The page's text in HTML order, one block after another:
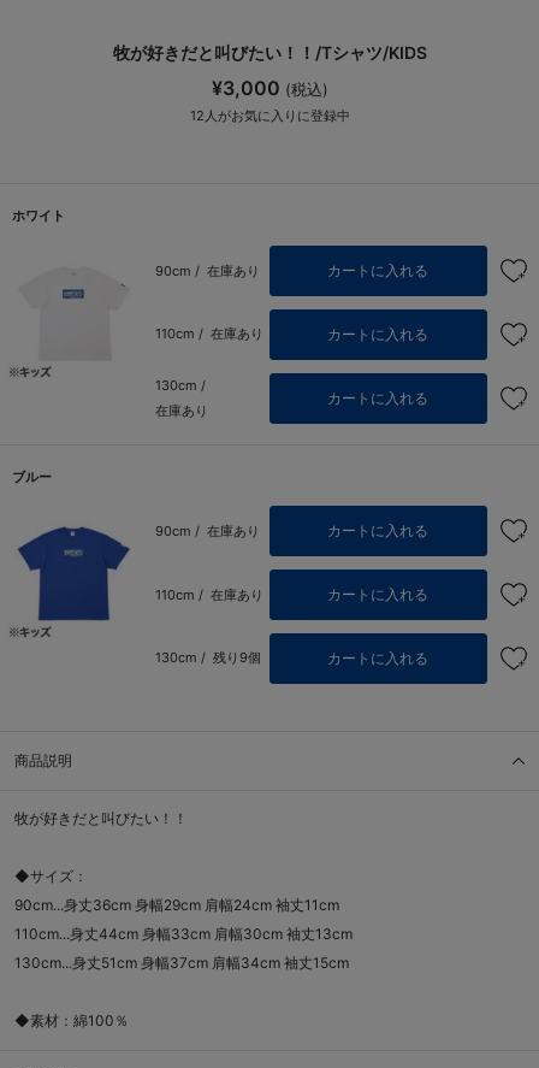
牧が好きだと叫びたい！！/Tシャツ/KIDS
¥3,000 (税込)
12 人がお気に入りに登録中
ホワイト
90cm / 在庫あり カートに入れる
110cm / 在庫あり カートに入れる
130cm /
在庫あり
カートに入れる
ブルー
90cm / 在庫あり カートに入れる
110cm / 在庫あり カートに入れる
130cm / 残り9個 カートに入れる
商品説明
牧が好きだと叫びたい！！
◆サイズ：
90cm...身丈36cm 身幅29cm 肩幅24cm 袖丈11cm
110cm...身丈44cm 身幅33cm 肩幅30cm 袖丈13cm
130cm...身丈51cm 身幅37cm 肩幅34cm 袖丈15cm
◆素材：綿100％